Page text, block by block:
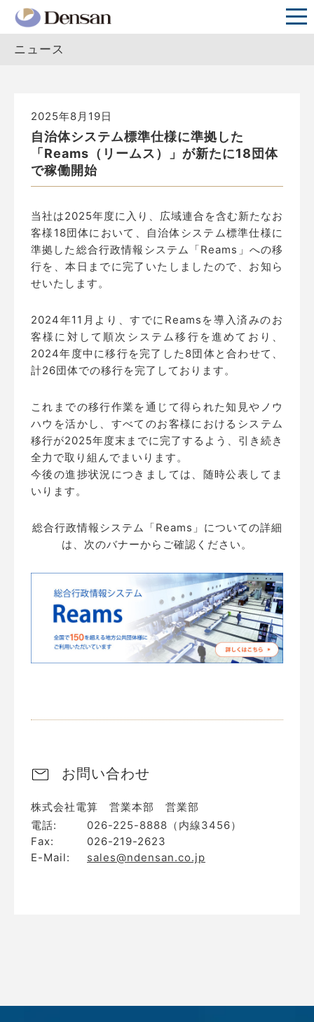
ニュース
2025年8月19日
自治体システム標準仕様に準拠した
「Reams（リームス）」が新たに18団体
で稼働開始
当社は2025年度に入り、広域連合を含む新たなお
客様18団体において、自治体システム標準仕様に
準拠した総合行政情報システム「Reams」への移
行を、本日までに完了いたしましたので、お知ら
せいたします。
2024年11月より、すでにReamsを導入済みのお
客様に対して順次システム移行を進めており、
2024年度中に移行を完了した8団体と合わせて、
計26団体での移行を完了しております。
これまでの移行作業を通じて得られた知見やノウ
ハウを活かし、すべてのお客様におけるシステム
移行が2025年度末までに完了するよう、引き続き
全力で取り組んでまいります。
今後の進捗状況につきましては、随時公表してま
いります。
総合行政情報システム「Reams」についての詳細
は、次のバナーからご確認ください。
お問い合わせ
株式会社電算 営業本部 営業部
電話:
026-225-8888（内線3456）
Fax:
026-219-2623
E-Mail:
sales@ndensan.co.jp